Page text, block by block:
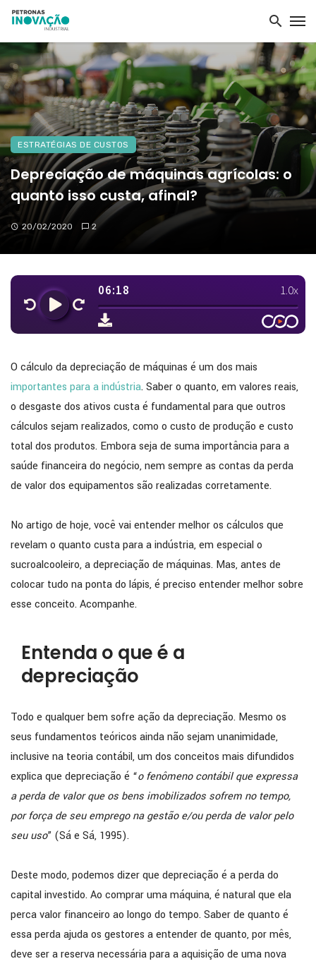
ESTRATÉGIAS DE CUSTOS
Depreciação de máquinas agrícolas: o
quanto isso custa, afinal?
20/02/2020 2
O cálculo da depreciação de máquinas é um dos mais
importantes para a indústria. Saber o quanto, em valores reais,
o desgaste dos ativos custa é fundamental para que outros
cálculos sejam realizados, como o custo de produção e custo
total dos produtos. Embora seja de suma importância para a
saúde financeira do negócio, nem sempre as contas da perda
de valor dos equipamentos são realizadas corretamente.
No artigo de hoje, você vai entender melhor os cálculos que
revelam o quanto custa para a indústria, em especial o
sucroalcooleiro, a depreciação de máquinas. Mas, antes de
colocar tudo na ponta do lápis, é preciso entender melhor sobre
esse conceito. Acompanhe.
Entenda o que é a
depreciação
Todo e qualquer bem sofre ação da depreciação. Mesmo os
seus fundamentos teóricos ainda não sejam unanimidade,
inclusive na teoria contábil, um dos conceitos mais difundidos
explica que depreciação é “o fenômeno contábil que expressa
a perda de valor que os bens imobilizados sofrem no tempo,
por força de seu emprego na gestão e/ou perda de valor pelo
seu uso” (Sá e Sá, 1995).
Deste modo, podemos dizer que depreciação é a perda do
capital investido. Ao comprar uma máquina, é natural que ela
perca valor financeiro ao longo do tempo. Saber de quanto é
essa perda ajuda os gestores a entender de quanto, por mês,
deve ser a reserva necessária para a aquisição de uma nova